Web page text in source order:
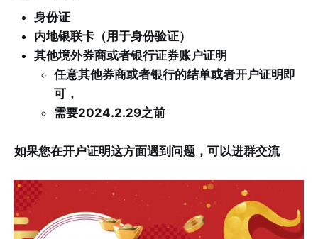
身份证
内地银联卡（用于身份验证）
其他境外券商或者银行证券账户证明
任意其他券商或者银行的结单或者开户证明即
可，
需要2024.2.29之前
如果您在开户证明这方面遇到问题，可以进群交流